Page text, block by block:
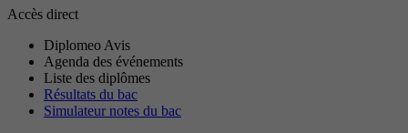
Accès direct
Diplomeo Avis
Agenda des événements
Liste des diplômes
Résultats du bac
Simulateur notes du bac